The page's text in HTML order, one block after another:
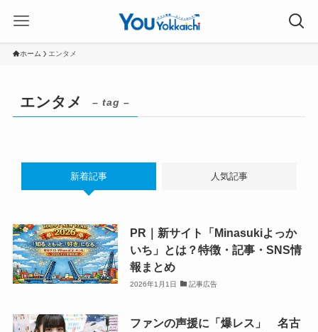
ホーム エンタメ
エンタメ – tag –
新着記事 人気記事
PR｜新サイト「Minasukiよっか
いち」とは？特徴・記事・SNS情
報まとめ
2026年1月1日 記事広告
ファンの声援に「爆レス」 名古